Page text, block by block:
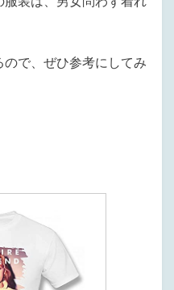
で、ぜひ参考にしてみ